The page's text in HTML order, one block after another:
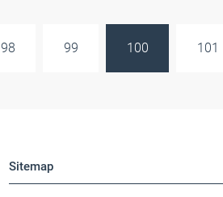
98 99 100 101
Sitemap